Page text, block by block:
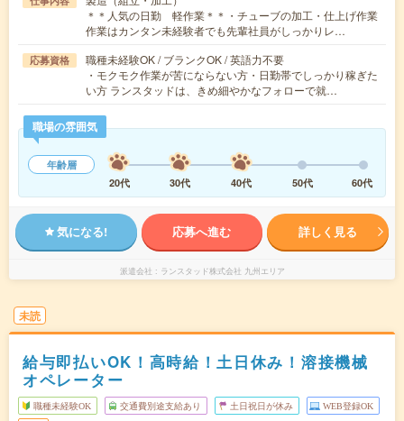
＊＊人気の日勤 軽作業＊＊・チューブの加工・仕上げ作業
作業はカンタン未経験者でも先輩社員がしっかりレ…
応募資格
職種未経験OK / ブランクOK / 英語力不要
・モクモク作業が苦にならない方・日勤帯でしっかり稼ぎた
い方 ランスタッドは、きめ細やかなフォローで就…
職場の雰囲気
年齢層
20代
30代 40代 50代 60代
気になる! 応募へ進む 詳しく見る
派遣会社 ランスタッド株式会社 九州エリア
未読
給与即払いOK！高時給！土日休み！溶接機械
オペレーター
職種未経験OK 交通費別途支給あり 土日祝日が休み WEB登録OK